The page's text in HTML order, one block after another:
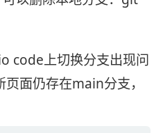
code上切换分支出现问
面仍存在main分支，